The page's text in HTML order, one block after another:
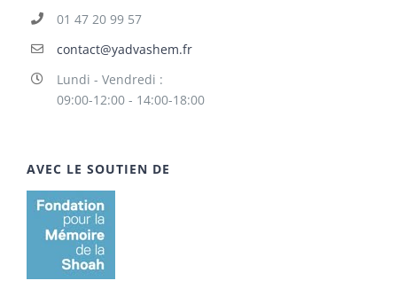
01 47 20 99 57
contact@yadvashem.fr
Lundi - Vendredi :
09:00-12:00 - 14:00-18:00
AVEC LE SOUTIEN DE